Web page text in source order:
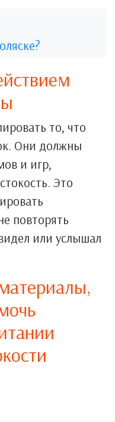
то, что
Они должны
и игр,
Это
повторять
или услышал